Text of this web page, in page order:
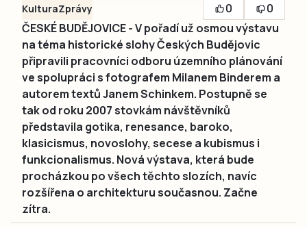
KulturaZprávy 0
0
ČESKÉ BUDĚJOVICE - V pořadí už osmou výstavu
na téma historické slohy Českých Budějovic
připravili pracovníci odboru územního plánování
ve spolupráci s fotografem Milanem Binderem a
autorem textů Janem Schinkem. Postupně se
tak od roku 2007 stovkám návštěvníků
představila gotika, renesance, baroko,
klasicismus, novoslohy, secese a kubismus i
funkcionalismus. Nová výstava, která bude
procházkou po všech těchto slozích, navíc
rozšířena o architekturu současnou. Začne
zítra.